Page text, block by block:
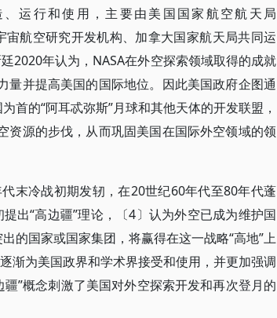
运行和使用，主要由美国国家航空航天局
宙航空研究开发机构、加拿大国家航天局共同运
2020年认为，NASA在外空探索领域取得的成就
并提高美国的国际地位。因此美国政府企图通
首的“阿耳忒弥斯”月球和其他天体的开发联盟，
源的步伐，从而巩固美国在国际外空领域的领
末冷战初期发轫，在20世纪60年代至80年代蓬
出“高边疆”理论，〔4〕认为外空已成为维护国
的国家或国家集团，将赢得在这一战略“高地”上
渐为美国政界和学术界接受和使用，并更加强调
”概念刺激了美国对外空探索开发和再次登月的